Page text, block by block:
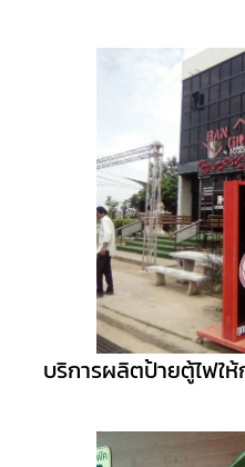
บริการผลิตป้ายตู้ไฟใ